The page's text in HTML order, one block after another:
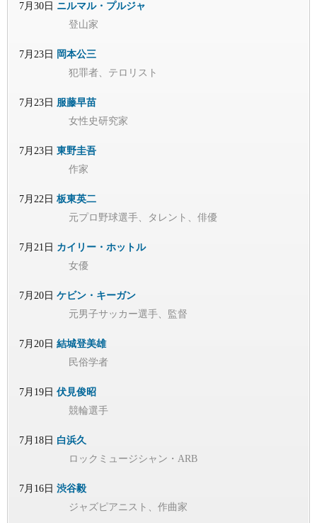
7月30日 ニルマル・プルジャ
登山家
7月23日 岡本公三
犯罪者、テロリスト
7月23日 服藤早苗
女性史研究家
7月23日 東野圭吾
作家
7月22日 板東英二
元プロ野球選手、タレント、俳優
7月21日 カイリー・ホットル
女優
7月20日 ケビン・キーガン
元男子サッカー選手、監督
7月20日 結城登美雄
民俗学者
7月19日 伏見俊昭
競輪選手
7月18日 白浜久
ロックミュージシャン・ARB
7月16日 渋谷毅
ジャズピアニスト、作曲家